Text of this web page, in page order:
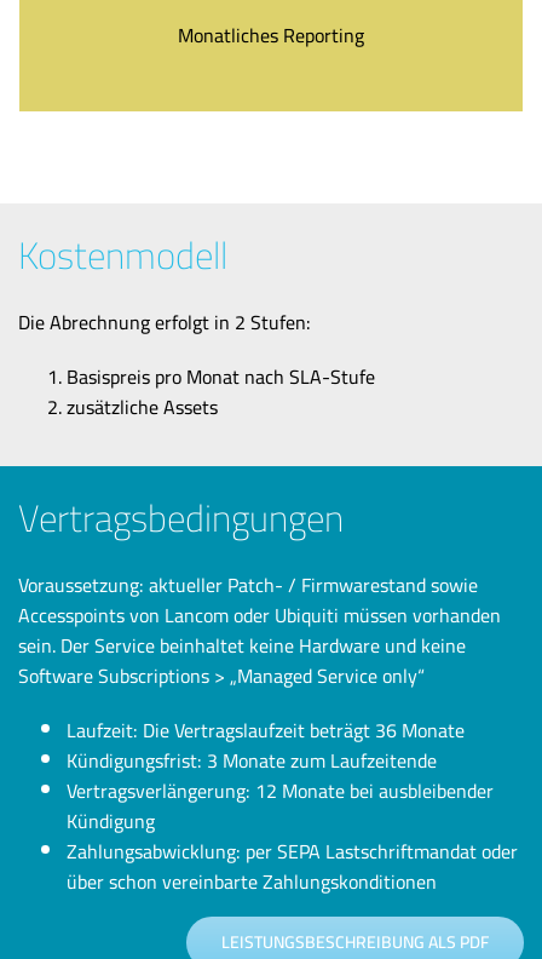
Monatliches Reporting
Kostenmodell
Die Abrechnung erfolgt in 2 Stufen:
Basispreis pro Monat nach SLA-Stufe
zusätzliche Assets
Vertragsbedingungen
Voraussetzung: aktueller Patch- / Firmwarestand sowie
Accesspoints von Lancom oder Ubiquiti müssen vorhanden
sein. Der Service beinhaltet keine Hardware und keine
Software Subscriptions > „Managed Service only“
Laufzeit: Die Vertragslaufzeit beträgt 36 Monate
Kündigungsfrist: 3 Monate zum Laufzeitende
Vertragsverlängerung: 12 Monate bei ausbleibender
Kündigung
Zahlungsabwicklung: per SEPA Lastschriftmandat oder
über schon vereinbarte Zahlungskonditionen
LEISTUNGSBESCHREIBUNG ALS PDF